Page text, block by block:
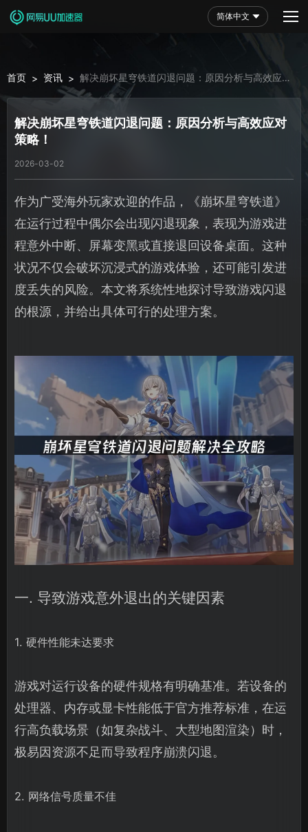
简体中文
首页 > 资讯 > 解决崩坏星穹铁道闪退问题：原因分析与高效应对
策略！
解决崩坏星穹铁道闪退问题：原因分析与高效应对
策略！
2026-03-02
作为广受海外玩家欢迎的作品，《崩坏星穹铁道》
在运行过程中偶尔会出现闪退现象，表现为游戏进
程意外中断、屏幕变黑或直接退回设备桌面。这种
状况不仅会破坏沉浸式的游戏体验，还可能引发进
度丢失的风险。本文将系统性地探讨导致游戏闪退
的根源，并给出具体可行的处理方案。
一. 导致游戏意外退出的关键因素
1. 硬件性能未达要求
游戏对运行设备的硬件规格有明确基准。若设备的
处理器、内存或显卡性能低于官方推荐标准，在运
行高负载场景（如复杂战斗、大型地图渲染）时，
极易因资源不足而导致程序崩溃闪退。
2. 网络信号质量不佳